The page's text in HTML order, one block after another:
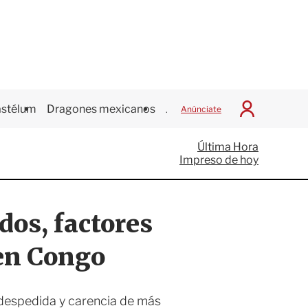
Dragones mexicanos Juegos Centroamericanos
Anúnciate
I
c
i
a
Última Hora
Impreso de hoy
factores
Congo
y carencia de más